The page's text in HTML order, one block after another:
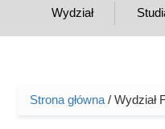
Wydział
Jesteś tutaj
Strona główna / Wydział